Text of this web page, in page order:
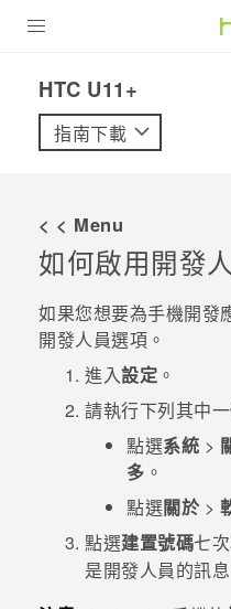
VIVE
配件
優惠專區
HTC U11+‎
指南下載
< < Menu
如何啟用開發
如果您想要為手機開發
開發人員選項。
進入設定 。
請執行下列其中一
點選系統 >
多 。
點選關於 >
點選建置號碼七
是開發人員 的訊息